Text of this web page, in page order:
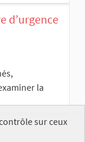
d’urgence
la
de
sur ceux